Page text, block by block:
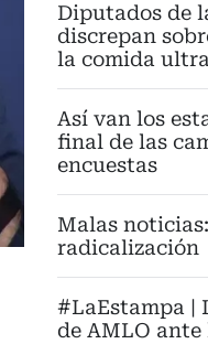
Diputados de
discrepan
la comida
Así van los
final de las
encuestas
Malas
radicalización
#LaEstampa |
de AMLO ante